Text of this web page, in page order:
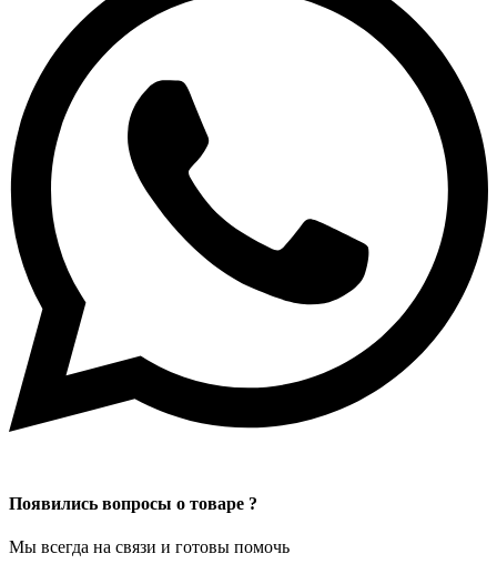
Появились вопросы о товаре ?
Мы всегда на связи и готовы помочь